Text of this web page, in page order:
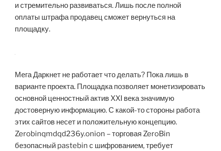
и стремительно развиваться. Лишь после полной
оплаты штрафа продавец сможет вернуться на
площадку.
Мега Даркнет не работает что делать? Пока лишь в
варианте проекта. Площадка позволяет монетизировать
основной ценностный актив XXI века значимую
достоверную информацию. С какой-то стороны работа
этих сайтов несет и положительную концепцию.
Zerobinqmdqd236y.onion – торговая ZeroBin
безопасный pastebin с шифрованием, требует